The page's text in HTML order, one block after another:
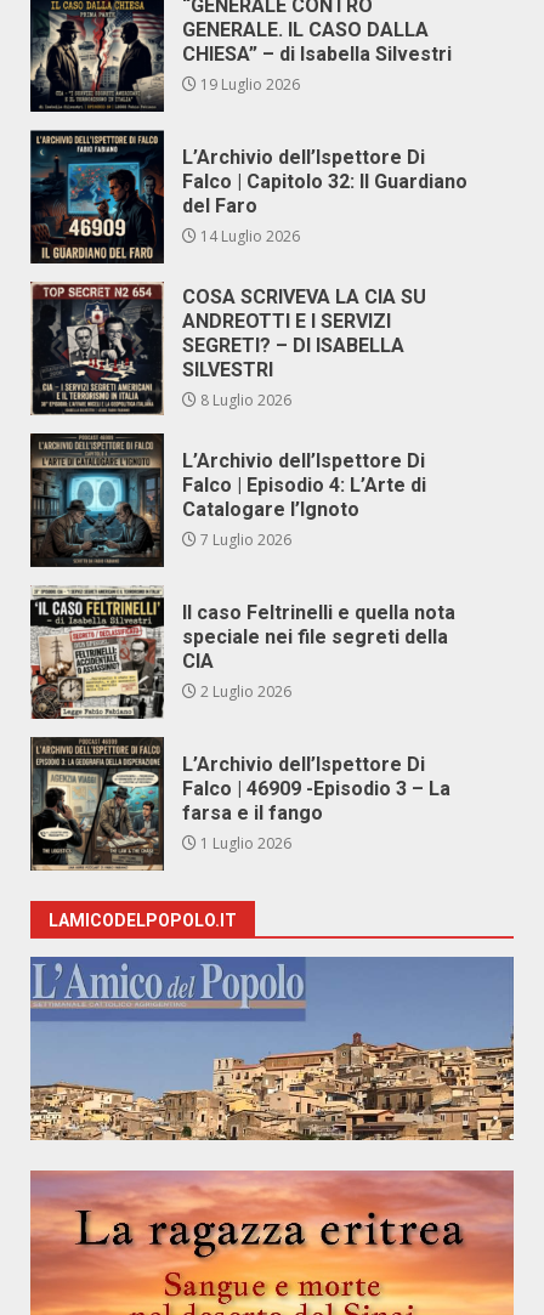
“GENERALE CONTRO
GENERALE. IL CASO DALLA
CHIESA” – di Isabella Silvestri
19 Luglio 2026
L’Archivio dell’Ispettore Di
Falco | Capitolo 32: Il Guardiano
del Faro
14 Luglio 2026
COSA SCRIVEVA LA CIA SU
ANDREOTTI E I SERVIZI
SEGRETI? – DI ISABELLA
SILVESTRI
8 Luglio 2026
L’Archivio dell’Ispettore Di
Falco | Episodio 4: L’Arte di
Catalogare l’Ignoto
7 Luglio 2026
Il caso Feltrinelli e quella nota
speciale nei file segreti della
CIA
2 Luglio 2026
L’Archivio dell’Ispettore Di
Falco | 46909 -Episodio 3 – La
farsa e il fango
1 Luglio 2026
LAMICODELPOPOLO.IT